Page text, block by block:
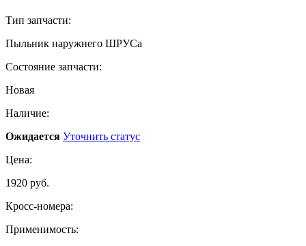
Тип запчасти:
Пыльник наружнего ШРУСа
Состояние запчасти:
Новая
Наличие:
Ожидается Уточнить статус
Цена:
1920 руб.
Кросс-номера:
Применимость: